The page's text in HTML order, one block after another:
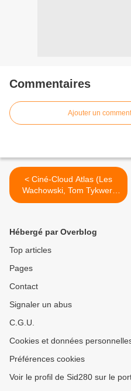
Commentaires
Ajouter un
< Ciné-Cloud Atlas (Les
Wachowski, Tom Tykwer)
***** -10
Hébergé par Overblog
Top articles
Pages
Contact
Signaler un abus
C.G.U.
Cookies et données
Préférences cookies
Voir le profil de Sid280 sur le